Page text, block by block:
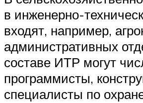
в инженерно-
входят, например,
административных
составе ИТР могут
программисты,
специалисты по